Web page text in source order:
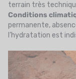
terrain très
Conditions
permanente,
l’hydratation est